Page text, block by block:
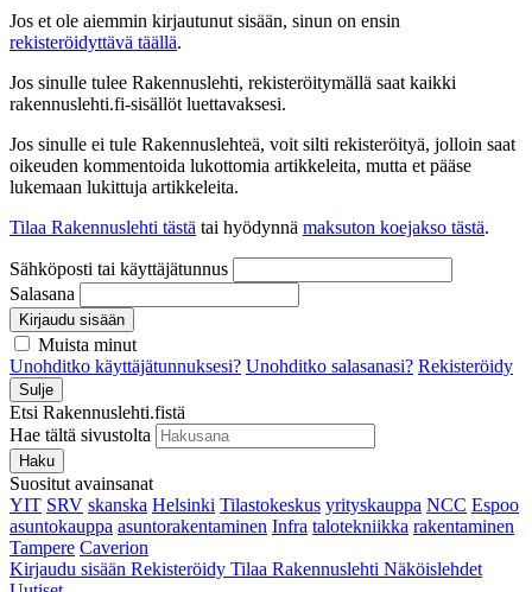
Jos et ole aiemmin kirjautunut sisään, sinun on ensin
rekisteröidyttävä täällä.
Jos sinulle tulee Rakennuslehti, rekisteröitymällä saat kaikki
rakennuslehti.fi-sisällöt luettavaksesi.
Jos sinulle ei tule Rakennuslehteä, voit silti rekisteröityä, jolloin saat
oikeuden kommentoida lukottomia artikkeleita, mutta et pääse
lukemaan lukittuja artikkeleita.
Tilaa Rakennuslehti tästä tai hyödynnä maksuton koejakso tästä.
Sähköposti tai käyttäjätunnus
Salasana
Kirjaudu sisään
Muista minut
Unohditko käyttäjätunnuksesi? Unohditko salasanasi? Rekisteröidy
Sulje
Etsi Rakennuslehti.fistä
Hae tältä sivustolta
Haku
Suositut avainsanat
YIT SRV skanska Helsinki Tilastokeskus yrityskauppa NCC Espoo
asuntokauppa asuntorakentaminen Infra talotekniikka rakentaminen
Tampere Caverion
Kirjaudu sisään Rekisteröidy Tilaa Rakennuslehti Näköislehdet